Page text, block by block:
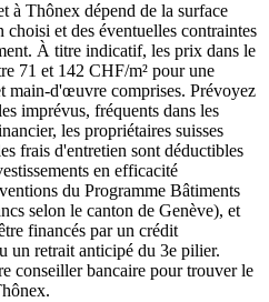
à Thônex dépend de la surface
et des éventuelles contraintes
À titre indicatif, les prix dans le
71 et 142 CHF/m² pour une
main-d'œuvre comprises. Prévoyez
imprévus, fréquents dans les
les propriétaires suisses
frais d'entretien sont déductibles
en efficacité
du Programme Bâtiments
selon le canton de Genève), et
financés par un crédit
un retrait anticipé du 3e pilier.
conseiller bancaire pour trouver le